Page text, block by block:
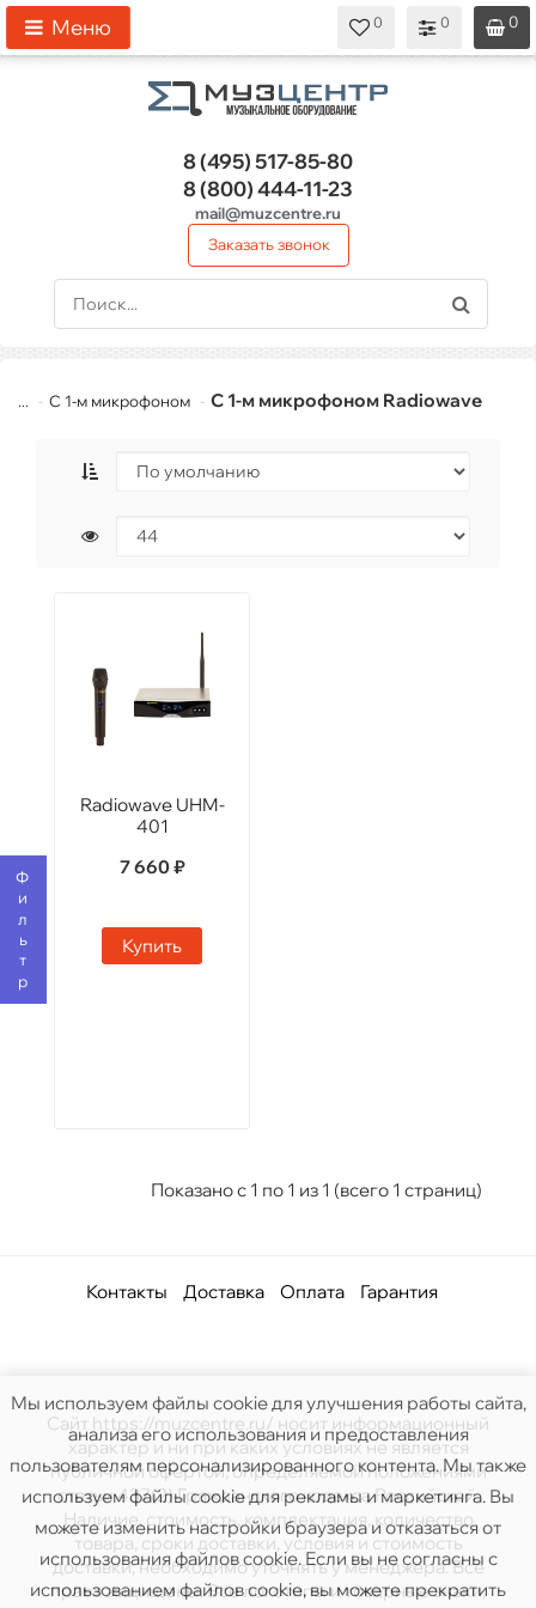
0
0
0
Меню
8 (495)517-85-80
8 (800)444-11-23
mail@muzcentre.ru
Заказать звонок
... С 1-м микрофоном С 1-м микрофоном Radiowave
Фильтр
Radiowave UHM-
401
7 660 ₽
Купить
Показано с 1 по 1 из 1 (всего 1 страниц)
Контакты Доставка Оплата Гарантия
Сайт https://muzcentre.ru/ носит информационный
характер и ни при каких условиях не является
публичной офертой, определяемой положениями
статьи 437(2) Гражданского кодекса Российской.
Наличие, стоимость, комплектация, количество
товара, сроки доставки, условия и стоимость
доставки, необходимо уточнять у менеджера. Все
права защищены. Все логотипы и товарные знаки,
Мы используем файлы cookie для улучшения работы сайта,
анализа его использования и предоставления
пользователям персонализированного контента. Мы также
используем файлы cookie для рекламы и маркетинга. Вы
можете изменить настройки браузера и отказаться от
использования файлов cookie. Если вы не согласны с
использованием файлов cookie, вы можете прекратить